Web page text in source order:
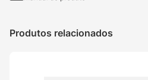
Produtos relacionados